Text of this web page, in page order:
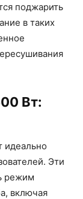
поджарить
в таких
Вт:
идеально
Эти
режим
включая